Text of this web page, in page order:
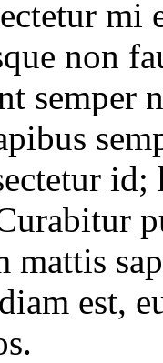
mi
non
semper
mattis
est,